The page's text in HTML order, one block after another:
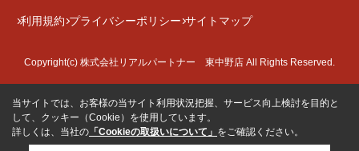
利用規約 プライバシーポリシー サイトマップ
Copyright(c) 株式会社リアルパートナー 東中野店 All Rights Reserved.
当サイトでは、お客様の当サイト利用状況把握、サービス向上検討を目的と
して、クッキー（Cookie）を使用しています。
詳しくは、当社の 「Cookieの取扱いについて」 をご確認ください。